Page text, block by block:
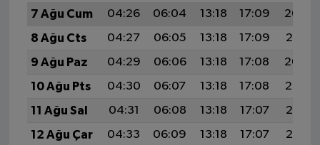
7 Ağu Cum
04:26 06:04 13:18 17:09
20:22
8 Ağu Cts
04:27 06:05 13:18 17:09
20:21
9 Ağu Paz
04:29 06:06 13:18 17:08
20:20
10 Ağu Pts
04:30 06:07 13:18 17:08
20:19
11 Ağu Sal
04:31 06:08 13:18 17:07
20:17
12 Ağu Çar
04:33 06:09 13:18 17:07
20:16